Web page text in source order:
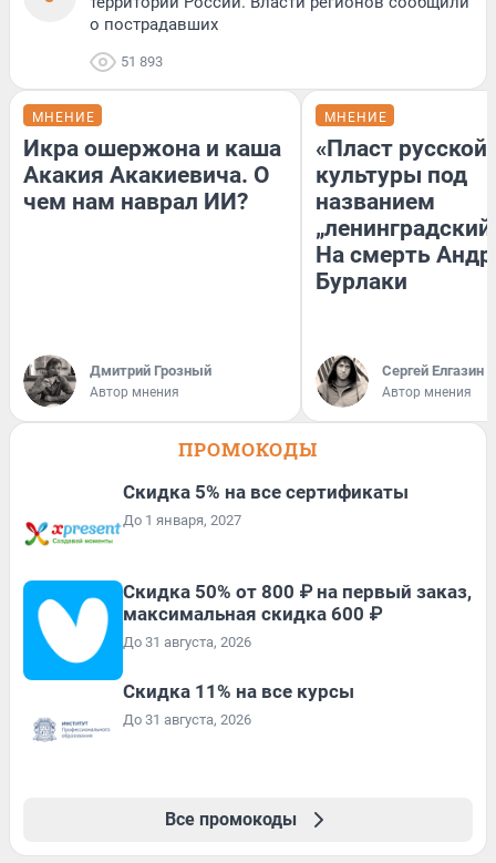
о пострадавших
51 893
МНЕНИЕ
Икра ошержона и каша
Акакия Акакиевича. О
чем нам наврал ИИ?
Дмитрий Грозный
Автор мнения
МНЕНИЕ
«Пласт русской
культуры под
названием
На смерть
Бурлаки
Сергей Елгазин
Автор мнения
ПРОМОКОДЫ
Скидка 5% на все сертификаты
До 1 января, 2027
Скидка 50% от 800 ₽ на первый заказ,
максимальная скидка 600 ₽
До 31 августа, 2026
Скидка 11% на все курсы
До 31 августа, 2026
Все промокоды